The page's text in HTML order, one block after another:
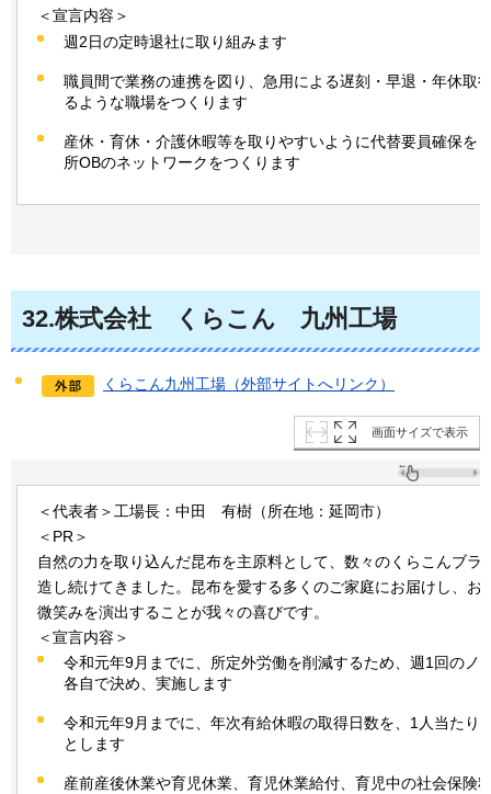
＜宣言内容＞
週2日の定時退社に取り組みます
職員間で業務の連携を図り、急用による遅刻・早退・年休取
るような職場をつくります
産休・育休・介護休暇等を取りやすいように代替要員確保を
所OBのネットワークをつくります
32.株式会社 くらこん 九州工場
くらこん九州工場（外部サイトへリンク）
画面サイズで表示
＜代表者＞工場長：中田 有樹（所在地：延岡市）
＜PR＞
自然の力を取り込んだ昆布を主原料として、数々のくらこんブラ
造し続けてきました。昆布を愛する多くのご家庭にお届けし、お
微笑みを演出することが我々の喜びです。
＜宣言内容＞
令和元年9月までに、所定外労働を削減するため、週1回のノ
各自で決め、実施します
令和元年9月までに、年次有給休暇の取得日数を、1人当たり
とします
産前産後休業や育児休業、育児休業給付、育児中の社会保険